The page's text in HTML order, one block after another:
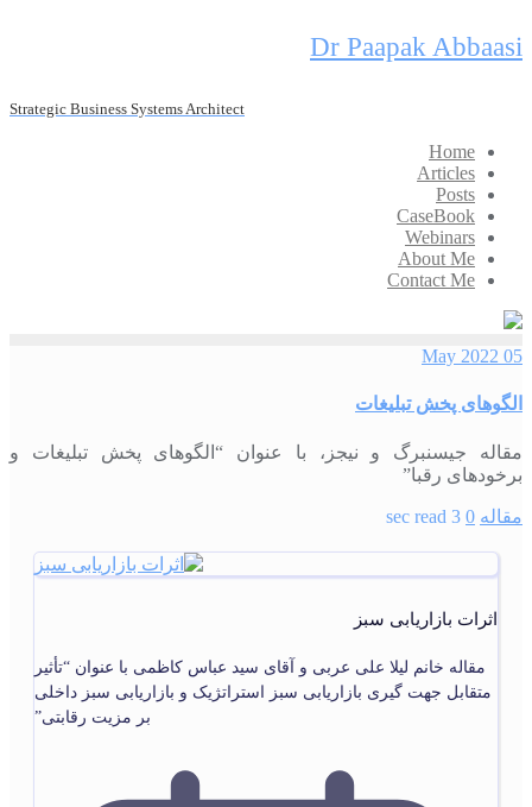
Skip
to
Dr Paapak Abbaasi
Strategic Business Systems Architect
Home
Articles
Posts
CaseBook
Webinars
About Me
Contact Me
05 May 2022
الگوهای پخش تبليغات
مقاله جیسنبرگ و نیجز، با عنوان “الگوهای پخش تبلیغات و
برخودهای رقبا”
مقاله 0
3 sec read
اثرات بازاریابی سبز
مقاله خانم لیلا علی عربی و آقای سید عباس کاظمی با عنوان “تأثیر
متقابل جهت گیری بازاریابی سبز استراتژیک و بازاریابی سبز داخلی
بر مزیت رقابتی”